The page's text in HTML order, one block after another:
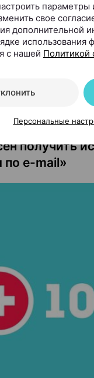
ПД 103.BY
получить
по e-mail»
параметры
свое
дополнительной
с нашей Политикой
Персональные